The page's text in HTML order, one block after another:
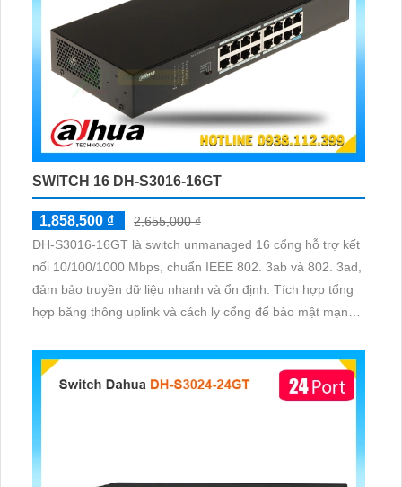
SWITCH 16 DH-S3016-16GT
1,858,500 ₫
2,655,000 ₫
DH-S3016-16GT là switch unmanaged 16 cổng hỗ trợ kết
nối 10/100/1000 Mbps, chuẩn IEEE 802. 3ab và 802. 3ad,
đảm bảo truyền dữ liệu nhanh và ổn định. Tích hợp tổng
hợp băng thông uplink và cách ly cổng để bảo mật mạng,
16K